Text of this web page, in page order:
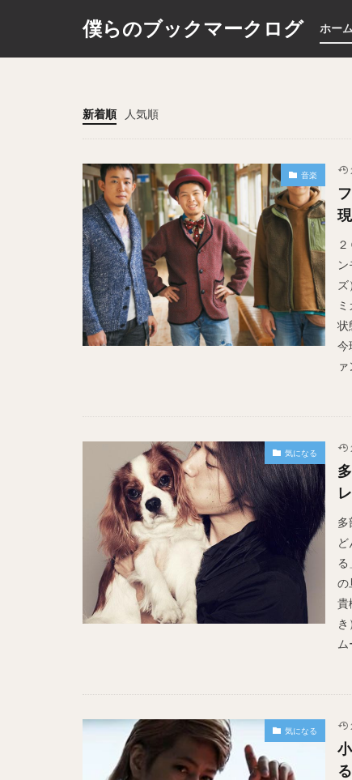
僕らのブックマークログ ホーム
新着順 人気順
音楽
状
今
気になる
多
の
貴
気になる
カテゴリー